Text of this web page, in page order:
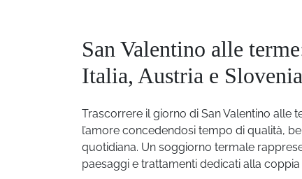
San Valentino alle
Italia, Austria e Slovenia
Trascorrere il giorno di San Valentino alle
l’amore concedendosi tempo di qualità,
quotidiana. Un soggiorno termale
paesaggi e trattamenti dedicati alla